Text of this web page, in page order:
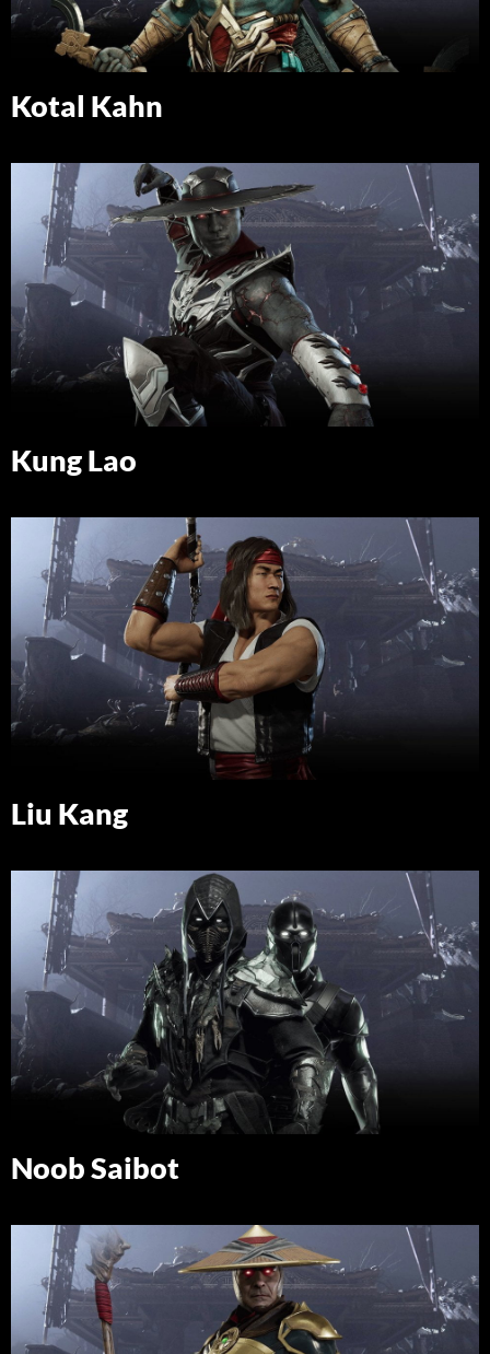
Kotal Kahn
Kung Lao
Liu Kang
Noob Saibot